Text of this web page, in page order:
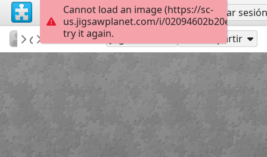
Regístrate Iniciar sesión
KurtPPacifica 154Jugar como Compartir
Cannot load an image (https://sc-
us.jigsawplanet.com/i/
try it again.